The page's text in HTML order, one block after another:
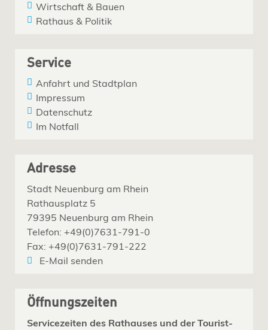
Wirtschaft & Bauen
Rathaus & Politik
Service
Anfahrt und Stadtplan
Impressum
Datenschutz
Im Notfall
Adresse
Stadt Neuenburg am Rhein
Rathausplatz 5
79395 Neuenburg am Rhein
Telefon: +49(0)7631-791-0
Fax: +49(0)7631-791-222
E-Mail senden
Öffnungszeiten
Servicezeiten des Rathauses und der Tourist-